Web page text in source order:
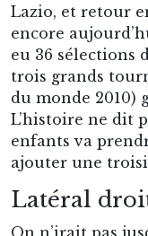
Lazio, et retour
encore
eu 36 sélections
trois grands
du monde 2010)
L’histoire ne dit
enfants va
ajouter une
Latéral
On n’irait pas